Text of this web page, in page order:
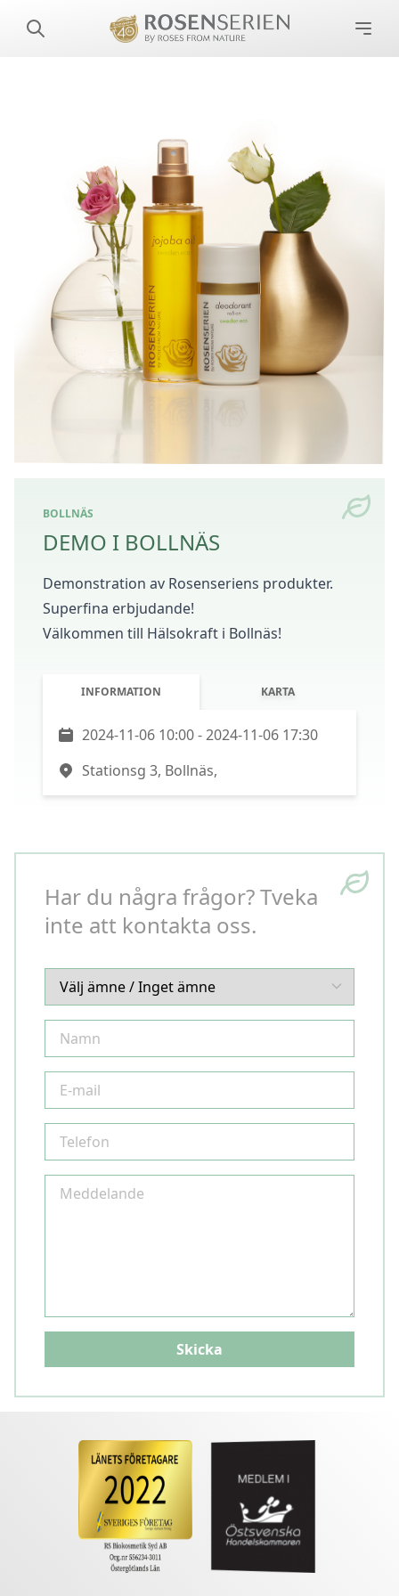
BOLLNÄS
DEMO I BOLLNÄS
Demonstration av Rosenseriens produkter.
Superfina erbjudande!
Välkommen till Hälsokraft i Bollnäs!
INFORMATION KARTA
2024-11-06 10:00 - 2024-11-06 17:30
Stationsg 3, Bollnäs,
Har du några frågor? Tveka
inte att kontakta oss.
Skicka